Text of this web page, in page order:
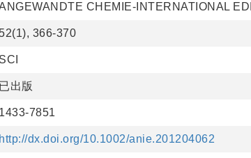
CHEMIE-INTERNATIONAL
366-370
SCI
已出版
1433-7851
http://dx.doi.org/10.1002/anie.201204062